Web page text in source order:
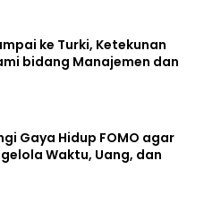
ke Turki, Ketekunan
bidang Manajemen dan
Gaya Hidup FOMO agar
Waktu, Uang, dan